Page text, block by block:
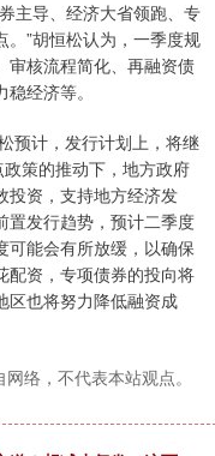
主导、经济大省领跑、专
”胡恒松认为，一季度规
审核流程简化、再融资债
经济等。
计，发行计划上，将继
策的推动下，地方政府
投资，支持地方经济发
置发行趋势，预计二季度
可能会有所放缓，以确保
配资，专项债券的投向将
区也将努力降低融资成
络，不代表本站观点。